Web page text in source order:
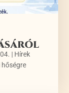
| Hírek